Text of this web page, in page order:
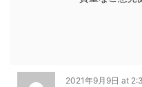
2021年9月9日 at